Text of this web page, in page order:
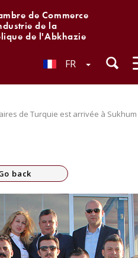
de Commerce
de la
de l'Abkhazie
FR
de Turquie est arrivée à Sukhum
back